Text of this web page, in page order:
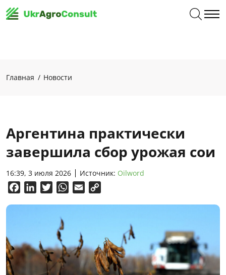
Главная Новости
Аргентина практически
завершила сбор урожая сои
16:39, 3 июля 2026 Источник: Oilword
FacebookLinkedInTwitterWhatsApp
Email